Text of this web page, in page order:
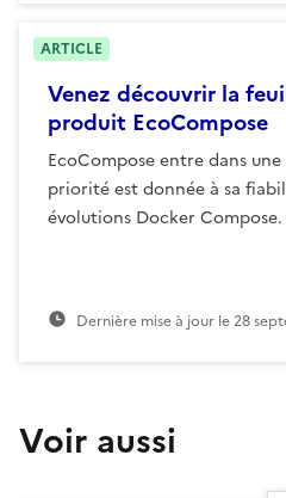
Venez découvrir la
produit EcoCompose
EcoCompose entre dans
priorité est donnée à sa
évolutions Docker Compose.
Dernière mise à jour le28
ARTICLE
Voir aussi